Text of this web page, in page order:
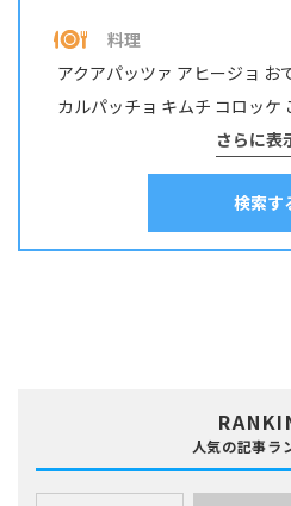
グチ･イシモチ
コイ・ニゴイ コウイカ コブダ
サッパ・コノシロ サバ サヨリ
スルメイカ
ニザダイ・サンノジニシンネ
料理
アクアパッツァ アヒージョ お
カルパッチョ キムチ コロッケ
そうめん ソテー
パスタホイル焼き
刺身南蛮
揚げ物昆布締め春
さらに
検索す
人気の記事ラ